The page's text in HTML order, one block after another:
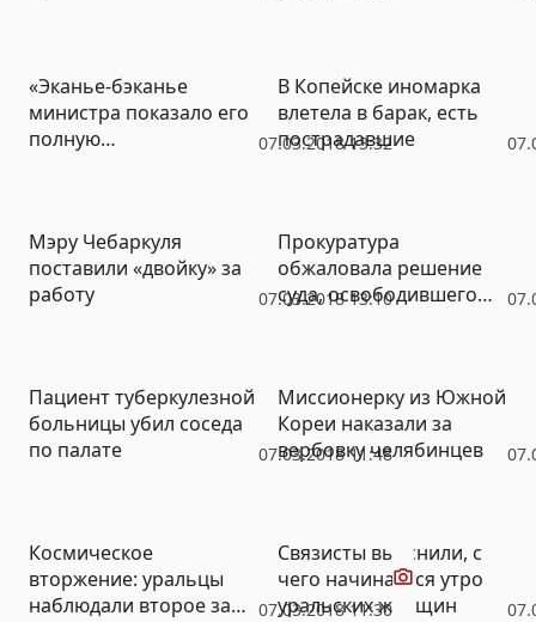
07.03.2018 13:32
«Эканье-бэканье
министра показало его
полную
заявления московского
чиновника
В Копейске иномарка
влетела в барак, есть
пострадавшие
07.03.2018 13:10
Мэру Чебаркуля
поставили «двойку» за
работу
Прокуратура
обжаловала решение
суда, освободившего
07.03.2018 11:48
Пациент туберкулезной
больницы убил соседа
по палате
Миссионерку из Южной
Кореи наказали за
вербовку челябинцев
07.03.2018 11:30
Космическое
вторжение: уральцы
наблюдали второе за
Видео
Связисты выяснили, с
чего начинается утро
уральских женщин